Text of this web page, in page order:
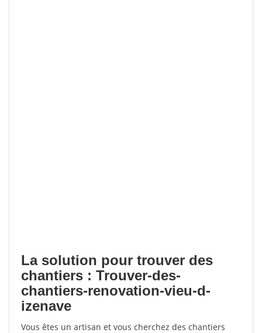
La solution pour trouver des
chantiers : Trouver-des-
chantiers-renovation-vieu-d-
izenave
Vous êtes un artisan et vous cherchez des chantiers